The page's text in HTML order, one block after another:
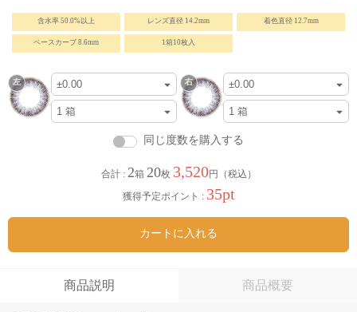
含水率 50.0%以上 レンズ直径 14.2mm 着色直径 12.7mm
ベースカーブ 8.6mm 1箱10枚入
同じ度数を購入する
合計 : 2箱 20枚 3,520円（税込）
獲得予定ポイント : 35pt
カートに入れる
商品説明 商品概要